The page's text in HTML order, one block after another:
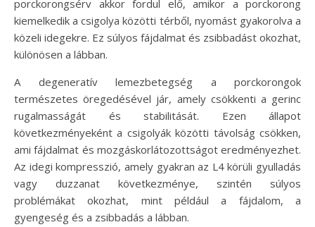
porckorongsérv akkor fordul elő, amikor a porckorong
kiemelkedik a csigolya közötti térből, nyomást gyakorolva a
közeli idegekre. Ez súlyos fájdalmat és zsibbadást okozhat,
különösen a lábban.
A degeneratív lemezbetegség a porckorongok
természetes öregedésével jár, amely csökkenti a gerinc
rugalmasságát és stabilitását. Ezen állapot
következményeként a csigolyák közötti távolság csökken,
ami fájdalmat és mozgáskorlátozottságot eredményezhet.
Az idegi kompresszió, amely gyakran az L4 körüli gyulladás
vagy duzzanat következménye, szintén súlyos
problémákat okozhat, mint például a fájdalom, a
gyengeség és a zsibbadás a lábban.